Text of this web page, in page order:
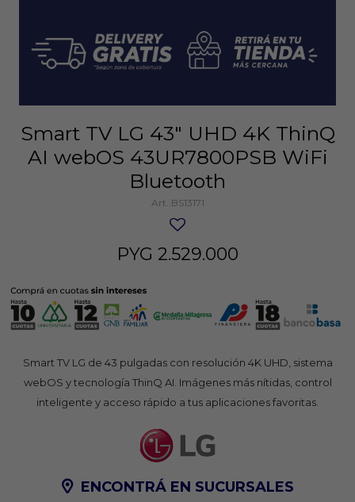
Smart TV LG 43" UHD 4K ThinQ
AI webOS 43UR7800PSB WiFi
Bluetooth
BS13171
PYG 2.529.000
Smart TV LG de 43 pulgadas con resolución 4K UHD, sistema
webOS y tecnología ThinQ AI. Imágenes más nítidas, control
inteligente y acceso rápido a tus aplicaciones favoritas.
ENCONTRÁ EN SUCURSALES